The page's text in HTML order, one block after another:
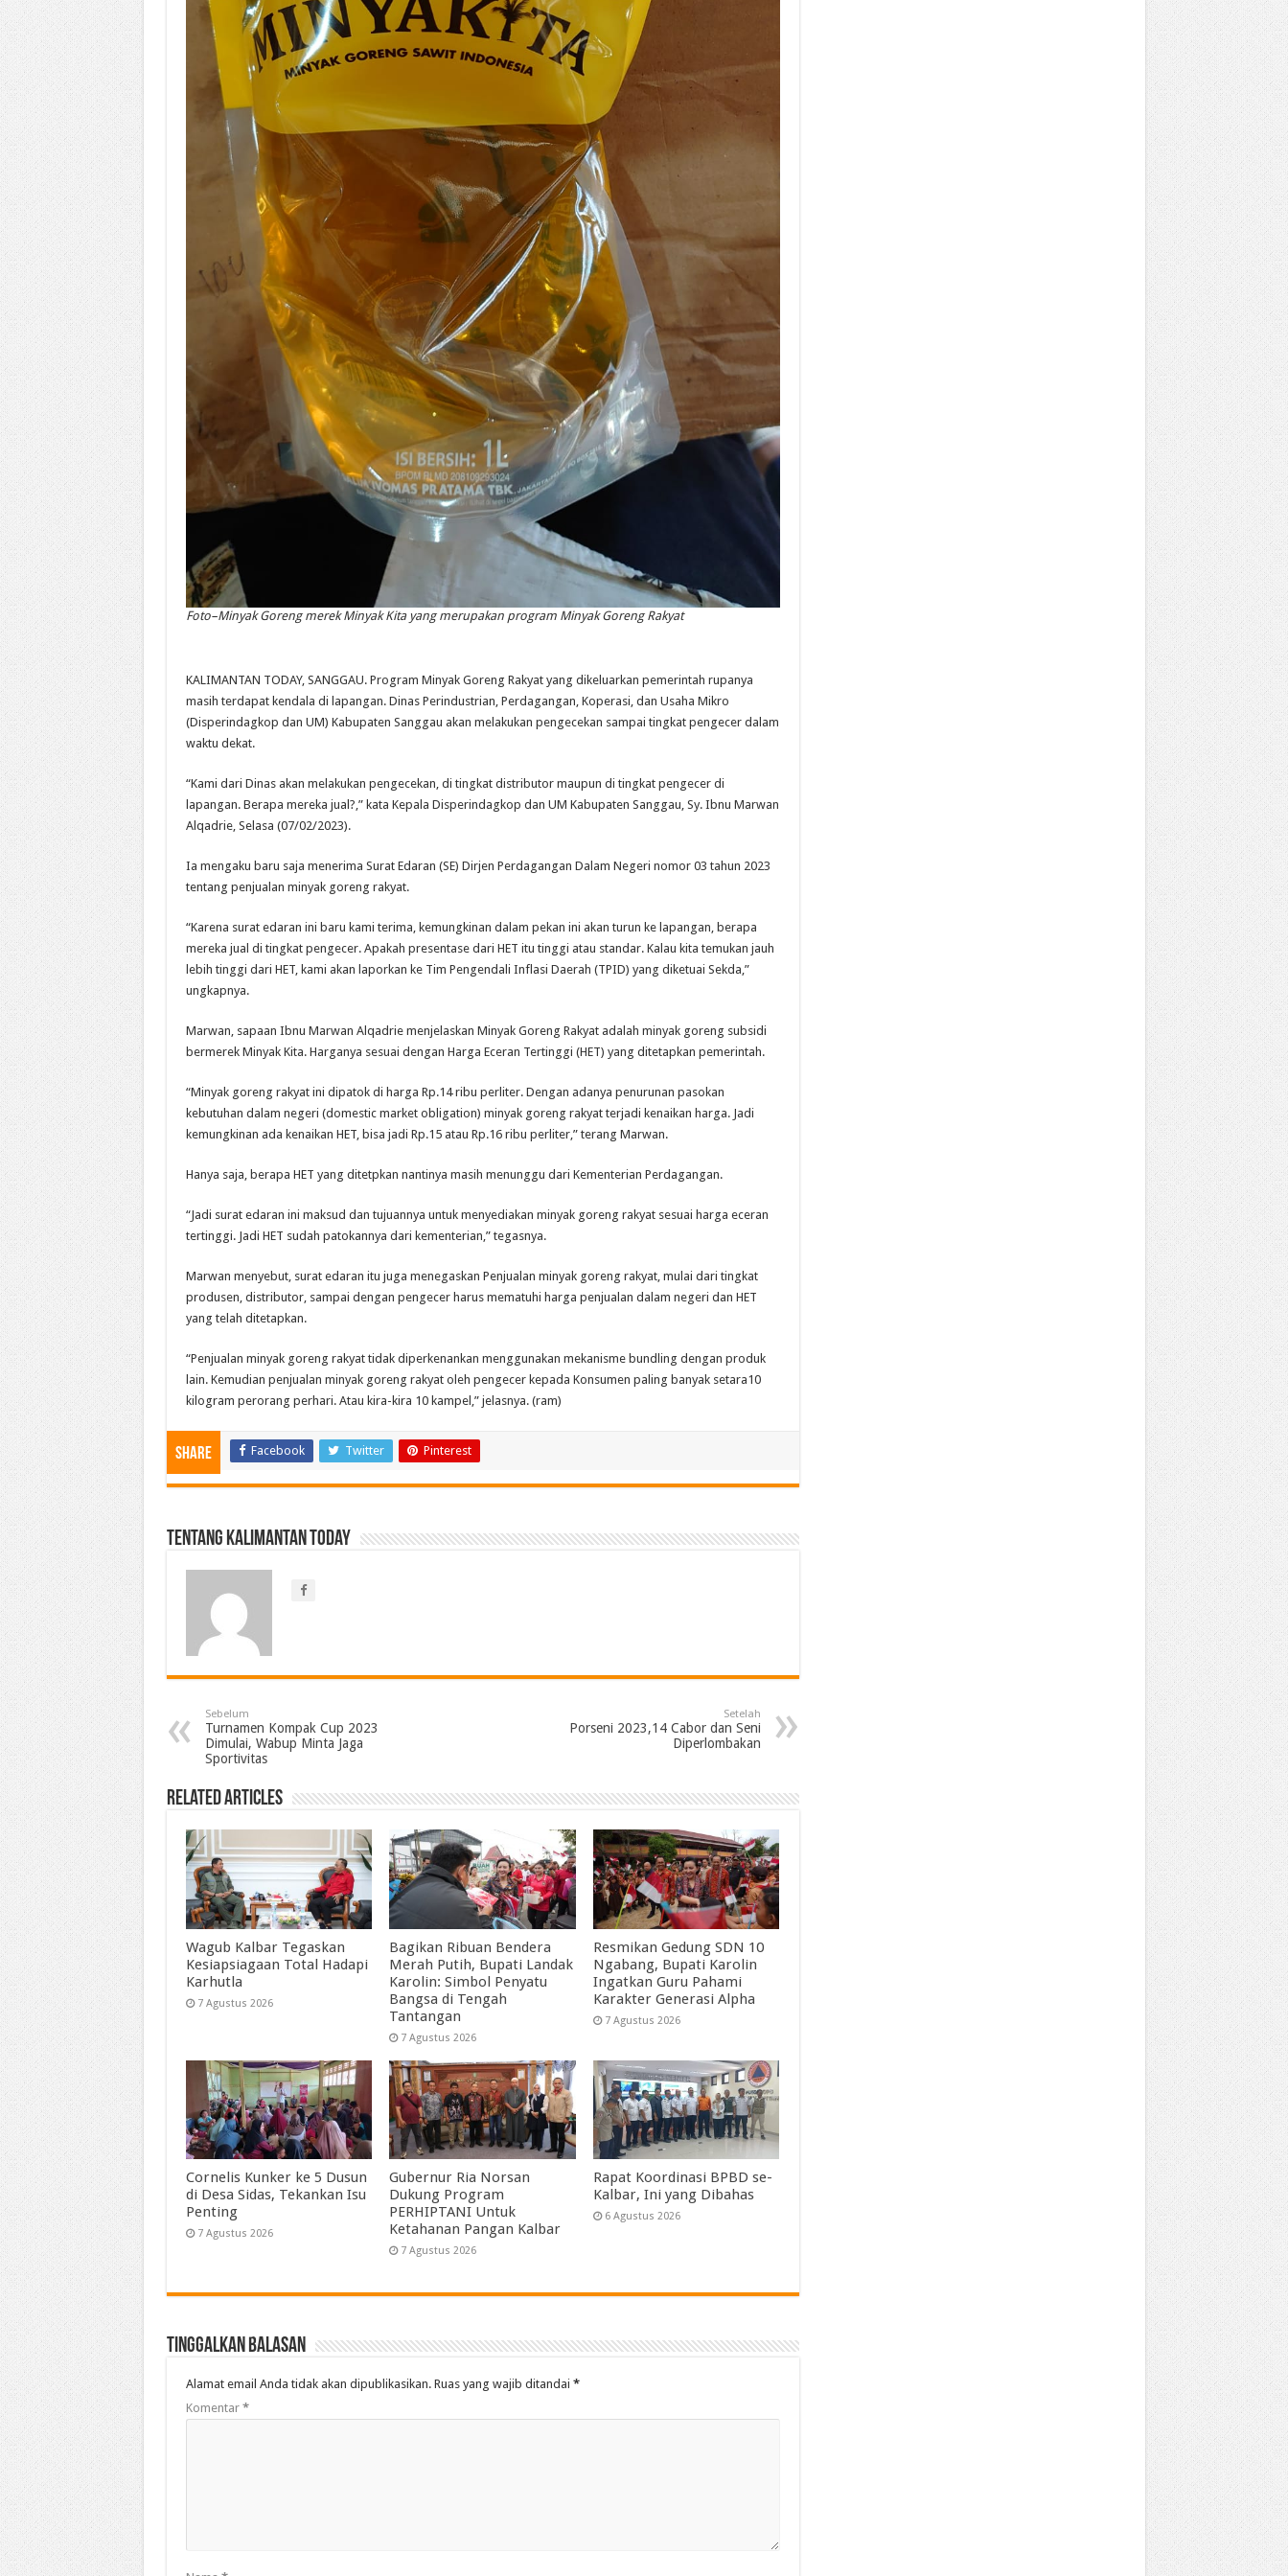
Foto–Minyak Goreng merek Minyak Kita yang merupakan program Minyak Goreng Rakyat
KALIMANTAN TODAY, SANGGAU. Program Minyak Goreng Rakyat yang dikeluarkan pemerintah rupanya
masih terdapat kendala di lapangan. Dinas Perindustrian, Perdagangan, Koperasi, dan Usaha Mikro
(Disperindagkop dan UM) Kabupaten Sanggau akan melakukan pengecekan sampai tingkat pengecer dalam
waktu dekat.
“Kami dari Dinas akan melakukan pengecekan, di tingkat distributor maupun di tingkat pengecer di
lapangan. Berapa mereka jual?,” kata Kepala Disperindagkop dan UM Kabupaten Sanggau, Sy. Ibnu Marwan
Alqadrie, Selasa (07/02/2023).
Ia mengaku baru saja menerima Surat Edaran (SE) Dirjen Perdagangan Dalam Negeri nomor 03 tahun 2023
tentang penjualan minyak goreng rakyat.
“Karena surat edaran ini baru kami terima, kemungkinan dalam pekan ini akan turun ke lapangan, berapa
mereka jual di tingkat pengecer. Apakah presentase dari HET itu tinggi atau standar. Kalau kita temukan jauh
lebih tinggi dari HET, kami akan laporkan ke Tim Pengendali Inflasi Daerah (TPID) yang diketuai Sekda,”
ungkapnya.
Marwan, sapaan Ibnu Marwan Alqadrie menjelaskan Minyak Goreng Rakyat adalah minyak goreng subsidi
bermerek Minyak Kita. Harganya sesuai dengan Harga Eceran Tertinggi (HET) yang ditetapkan pemerintah.
“Minyak goreng rakyat ini dipatok di harga Rp.14 ribu perliter. Dengan adanya penurunan pasokan
kebutuhan dalam negeri (domestic market obligation) minyak goreng rakyat terjadi kenaikan harga. Jadi
kemungkinan ada kenaikan HET, bisa jadi Rp.15 atau Rp.16 ribu perliter,” terang Marwan.
Hanya saja, berapa HET yang ditetpkan nantinya masih menunggu dari Kementerian Perdagangan.
“Jadi surat edaran ini maksud dan tujuannya untuk menyediakan minyak goreng rakyat sesuai harga eceran
tertinggi. Jadi HET sudah patokannya dari kementerian,” tegasnya.
Marwan menyebut, surat edaran itu juga menegaskan Penjualan minyak goreng rakyat, mulai dari tingkat
produsen, distributor, sampai dengan pengecer harus mematuhi harga penjualan dalam negeri dan HET
yang telah ditetapkan.
“Penjualan minyak goreng rakyat tidak diperkenankan menggunakan mekanisme bundling dengan produk
lain. Kemudian penjualan minyak goreng rakyat oleh pengecer kepada Konsumen paling banyak setara10
kilogram perorang perhari. Atau kira-kira 10 kampel,” jelasnya. (ram)
Share Facebook Twitter Pinterest
Tentang Kalimantan Today
Sebelum
Turnamen Kompak Cup 2023
Dimulai, Wabup Minta Jaga
Sportivitas
Setelah
Porseni 2023,14 Cabor dan Seni
Diperlombakan
Related Articles
Wagub Kalbar Tegaskan
Kesiapsiagaan Total Hadapi
Karhutla
7 Agustus 2026
Bagikan Ribuan Bendera
Merah Putih, Bupati Landak
Karolin: Simbol Penyatu
Bangsa di Tengah
Tantangan
7 Agustus 2026
Resmikan Gedung SDN 10
Ngabang, Bupati Karolin
Ingatkan Guru Pahami
Karakter Generasi Alpha
7 Agustus 2026
Cornelis Kunker ke 5 Dusun
di Desa Sidas, Tekankan Isu
Penting
7 Agustus 2026
Gubernur Ria Norsan
Dukung Program
PERHIPTANI Untuk
Ketahanan Pangan Kalbar
7 Agustus 2026
Rapat Koordinasi BPBD se-
Kalbar, Ini yang Dibahas
6 Agustus 2026
Tinggalkan Balasan
Alamat email Anda tidak akan dipublikasikan. Ruas yang wajib ditandai *
Komentar *